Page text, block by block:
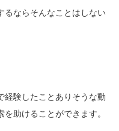
るならそんなことはしない
経験したことありそうな動
助けることができます。